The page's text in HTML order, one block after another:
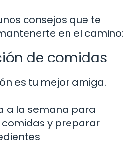
consejos que te
en el camino:
de comidas
es tu mejor amiga.
a la semana para
y preparar